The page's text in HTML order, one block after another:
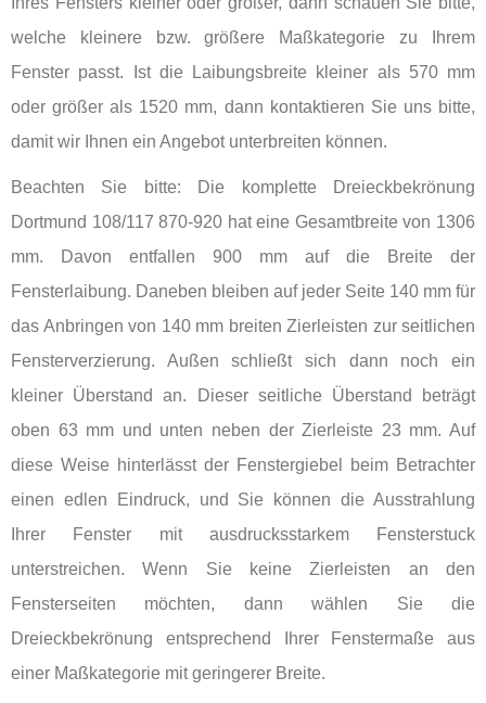
welche kleinere bzw. größere Maßkategorie zu Ihrem
Fenster passt. Ist die Laibungsbreite kleiner als 570 mm
oder größer als 1520 mm, dann kontaktieren Sie uns bitte,
damit wir Ihnen ein Angebot unterbreiten können.
Beachten Sie bitte: Die komplette Dreieckbekrönung
Dortmund 108/117 870-920 hat eine Gesamtbreite von 1306
mm. Davon entfallen 900 mm auf die Breite der
Fensterlaibung. Daneben bleiben auf jeder Seite 140 mm für
das Anbringen von 140 mm breiten Zierleisten zur seitlichen
Fensterverzierung. Außen schließt sich dann noch ein
kleiner Überstand an. Dieser seitliche Überstand beträgt
oben 63 mm und unten neben der Zierleiste 23 mm. Auf
diese Weise hinterlässt der Fenstergiebel beim Betrachter
einen edlen Eindruck, und Sie können die Ausstrahlung
Ihrer Fenster mit ausdrucksstarkem Fensterstuck
unterstreichen. Wenn Sie keine Zierleisten an den
Fensterseiten möchten, dann wählen Sie die
Dreieckbekrönung entsprechend Ihrer Fenstermaße aus
einer Maßkategorie mit geringerer Breite.